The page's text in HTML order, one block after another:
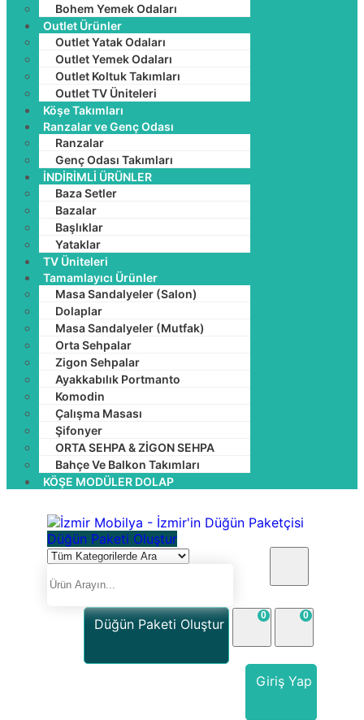
Bohem Yemek Odaları
Outlet Ürünler
Outlet Yatak Odaları
Outlet Yemek Odaları
Outlet Koltuk Takımları
Outlet TV Üniteleri
Köşe Takımları
Ranzalar ve Genç Odası
Ranzalar
Genç Odası Takımları
İNDİRİMLİ ÜRÜNLER
Baza Setler
Bazalar
Başlıklar
Yataklar
TV Üniteleri
Tamamlayıcı Ürünler
Masa Sandalyeler (Salon)
Dolaplar
Masa Sandalyeler (Mutfak)
Orta Sehpalar
Zigon Sehpalar
Ayakkabılık Portmanto
Komodin
Çalışma Masası
Şifonyer
ORTA SEHPA & ZİGON SEHPA
Bahçe Ve Balkon Takımları
KÖŞE MODÜLER DOLAP
Düğün Paketi Oluştur
Düğün Paketi Oluştur
0 0
Giriş Yap